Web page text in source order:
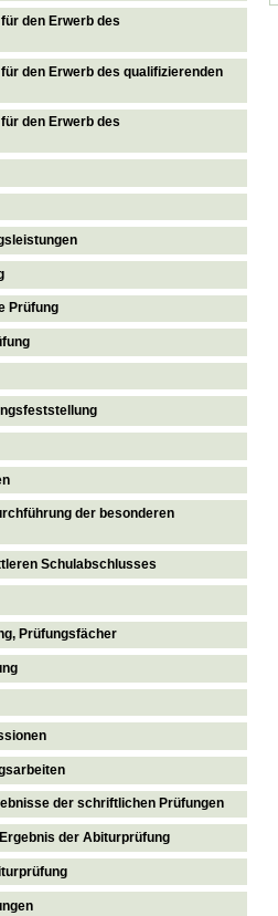
den Erwerb des
den Erwerb des qualifizierenden
den Erwerb des
Prüfung
der besonderen
Schulabschlusses
Prüfungsfächer
der schriftlichen Prüfungen
der Abiturprüfung